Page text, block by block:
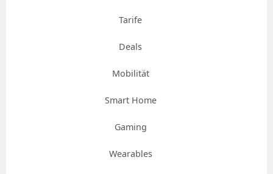
Tarife
Deals
Mobilität
Smart Home
Gaming
Wearables